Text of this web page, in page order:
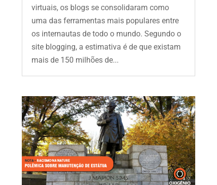
virtuais, os blogs se consolidaram como
uma das ferramentas mais populares entre
os internautas de todo o mundo. Segundo o
site blogging, a estimativa é de que existam
mais de 150 milhões de...